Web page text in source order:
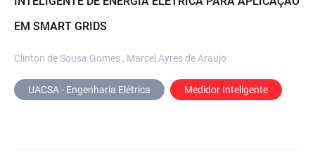
EM SMART GRIDS
Clinton de Sousa Gomes , Marcel Ayres de Araujo
UACSA - Engenharia Elétrica Medidor Inteligente